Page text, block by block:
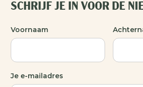
SCHRIJF JE IN VOOR DE
Voornaam
Je e-mailadres